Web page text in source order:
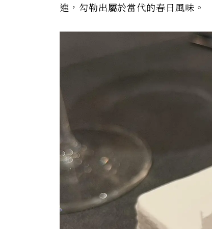
進，勾勒出屬於當代的春日風味。